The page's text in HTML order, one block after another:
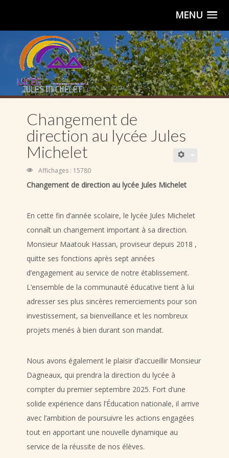
MENU
Changement de
direction au lycée Jules
Michelet
Affichages : 15780
Changement de direction au lycée Jules Michelet
En cette fin d’année scolaire, le lycée Jules Michelet
connaît un changement important à sa direction.
Monsieur Maatouk Hassan, proviseur depuis 2018 ,
quitte ses fonctions après sept années
d’engagement au service de notre établissement.
L’ensemble de la communauté éducative tient à lui
adresser ses plus sincères remerciements pour son
investissement, sa bienveillance et les nombreux
projets menés à bien durant son mandat.
Nous avons également le plaisir d’accueillir Monsieur
Dagneaux, qui prendra la direction du lycée à
compter du premier septembre 2025. Fort d’une
solide expérience dans l’Éducation nationale, il arrive
avec l’ambition de poursuivre les actions engagées
tout en apportant une nouvelle dynamique au
service de la réussite de nos élèves.